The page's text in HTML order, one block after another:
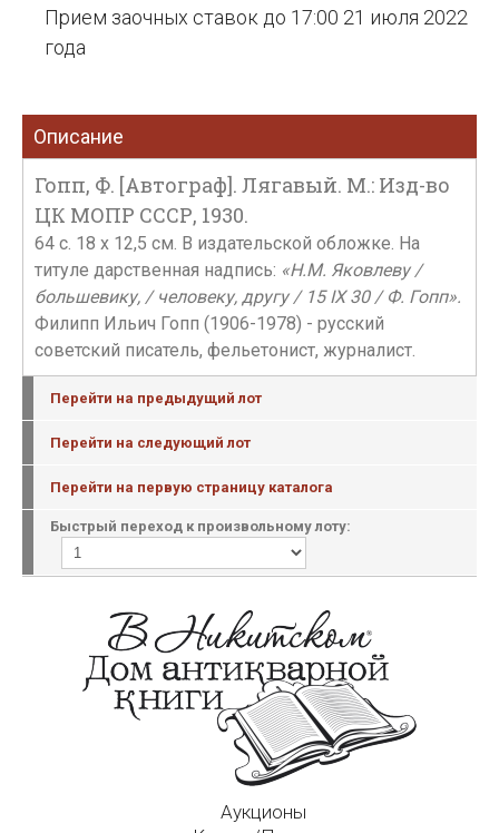
Прием заочных ставок до 17:00 21 июля 2022
года
Описание
Гопп, Ф. [Автограф]. Лягавый. М.: Изд-во
ЦК МОПР СССР, 1930.
64 c. 18 x 12,5 см. В издательской обложке. На
титуле дарственная надпись: «Н.М. Яковлеву /
большевику, / человеку, другу / 15 IX 30 / Ф. Гопп».
Филипп Ильич Гопп (1906-1978) - русский
советский писатель, фельетонист, журналист.
Перейти на предыдущий лот
Перейти на следующий лот
Перейти на первую страницу каталога
Быстрый переход к произвольному лоту:
Аукционы